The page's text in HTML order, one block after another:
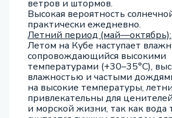
ветров и штормов.
Высокая вероятность
практически ежедневно.
Летний период (май—октябрь):
Летом на Кубе наступает
сопровождающийся высокими
температурами (+30–35°C),
влажностью и частыми
на высокие температуры,
привлекательны для
и морской жизни, так как вода